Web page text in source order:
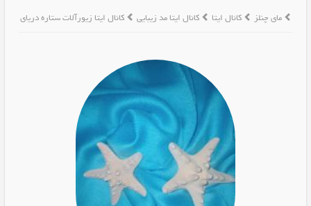
مای چنلز کانال ایتا کانال ایتا مد زیبایی کانال ایتا زیورآلات ستاره دریای